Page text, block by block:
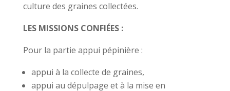
culture des graines collectées.
LES MISSIONS CONFIÉES :
Pour la partie appui pépinière :
appui à la collecte de graines,
appui au dépulpage et à la mise en